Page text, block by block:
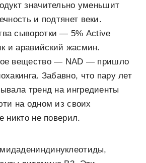
значительно уменьшит
и подтянет веки.
сыворотки — 5% Active
и аравийский жасмин.
вещество — NAD — пришло
Забавно, что пару лет
тренд на ингредиенты
на одном из своих
никто не поверил.